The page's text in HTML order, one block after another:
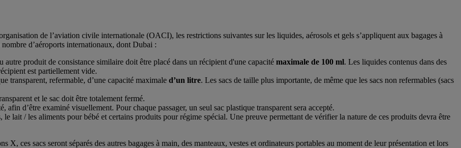
de l’aviation civile internationale (OACI), les restrictions suivantes sur les liquides, aérosols et gels s’appliquent aux bagages à
d’aéroports internationaux, dont Dubai :
produit de consistance similaire doit être placé dans un récipient d'une capacité maximale de 100 ml. Les liquides contenus dans des
est partiellement vide.
transparent, refermable, d’une capacité maximale d’un litre. Les sacs de taille plus importante, de même que les sacs non refermables (sacs
et le sac doit être totalement fermé.
afin d’être examiné visuellement. Pour chaque passager, un seul sac plastique transparent sera accepté.
le lait / les aliments pour bébé et certains produits pour régime spécial. Une preuve permettant de vérifier la nature de ces produits devra être
ces sacs seront séparés des autres bagages à main, des manteaux, vestes et ordinateurs portables au moment de leur présentation et lors